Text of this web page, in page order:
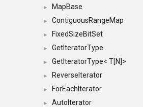
► MapBase
► ContiguousRangeMap
► FixedSizeBitSet
► GetIteratorType
► GetIteratorType< T[N]>
► ReverseIterator
► ForEachIterator
► AutoIterator